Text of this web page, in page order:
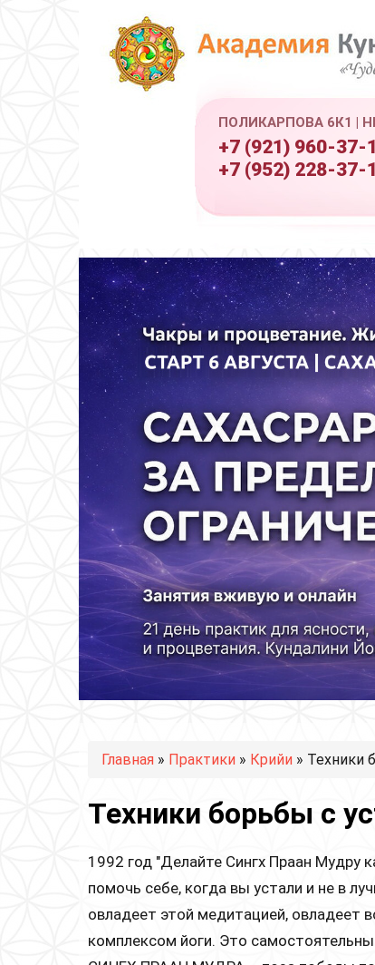
ПОЛИКАРПОВА 6К1 |
+7 (921) 960-37-
+7 (952) 228-37-
Вы здесь
Главная » Практики » Крийи » Техники
Техники борьбы с
1992 год "Делайте Сингх Праан
помочь себе, когда вы устали и не в
овладеет этой медитацией, овладеет
комплексом йоги. Это